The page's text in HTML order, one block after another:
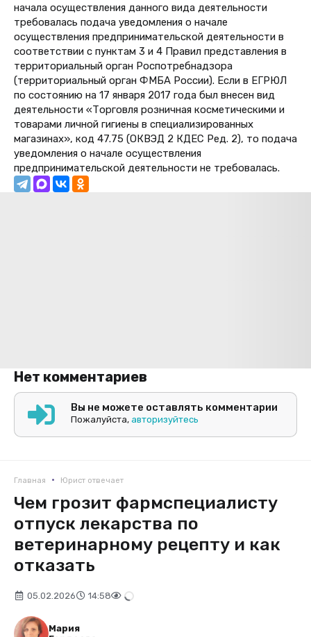
начала осуществления данного вида деятельности
требовалась подача уведомления о начале
осуществления предпринимательской деятельности в
соответствии с пунктам 3 и 4 Правил представления в
территориальный орган Роспотребнадзора
(территориальный орган ФМБА России). Если в ЕГРЮЛ
по состоянию на 17 января 2017 года был внесен вид
деятельности «Торговля розничная косметическими и
товарами личной гигиены в специализированных
магазинах», код 47.75 (ОКВЭД 2 КДЕС Ред. 2), то подача
уведомления о начале осуществления
предпринимательской деятельности не требовалась.
Нет комментариев
Вы не можете оставлять комментарии
Пожалуйста, авторизуйтесь
Главная • Юрист отвечает
Чем грозит фармспециалисту
отпуск лекарства по
ветеринарному рецепту и как
отказать
05.02.2026 14:58
Мария